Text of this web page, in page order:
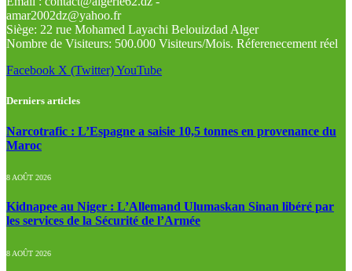
amar2002dz@yahoo.fr
Siège: 22 rue Mohamed Layachi Belouizdad Alger
Nombre de Visiteurs: 500.000 Visiteurs/Mois. Réferenecement réel
Facebook X (Twitter)YouTube
Derniers articles
Narcotrafic : L’Espagne a saisie 10,5 tonnes en provenance du
Maroc
8 AOÛT 2026
Kidnapee au Niger : L’Allemand Ulumaskan Sinan libéré par
les services de la Sécurité de l’Armée
8 AOÛT 2026